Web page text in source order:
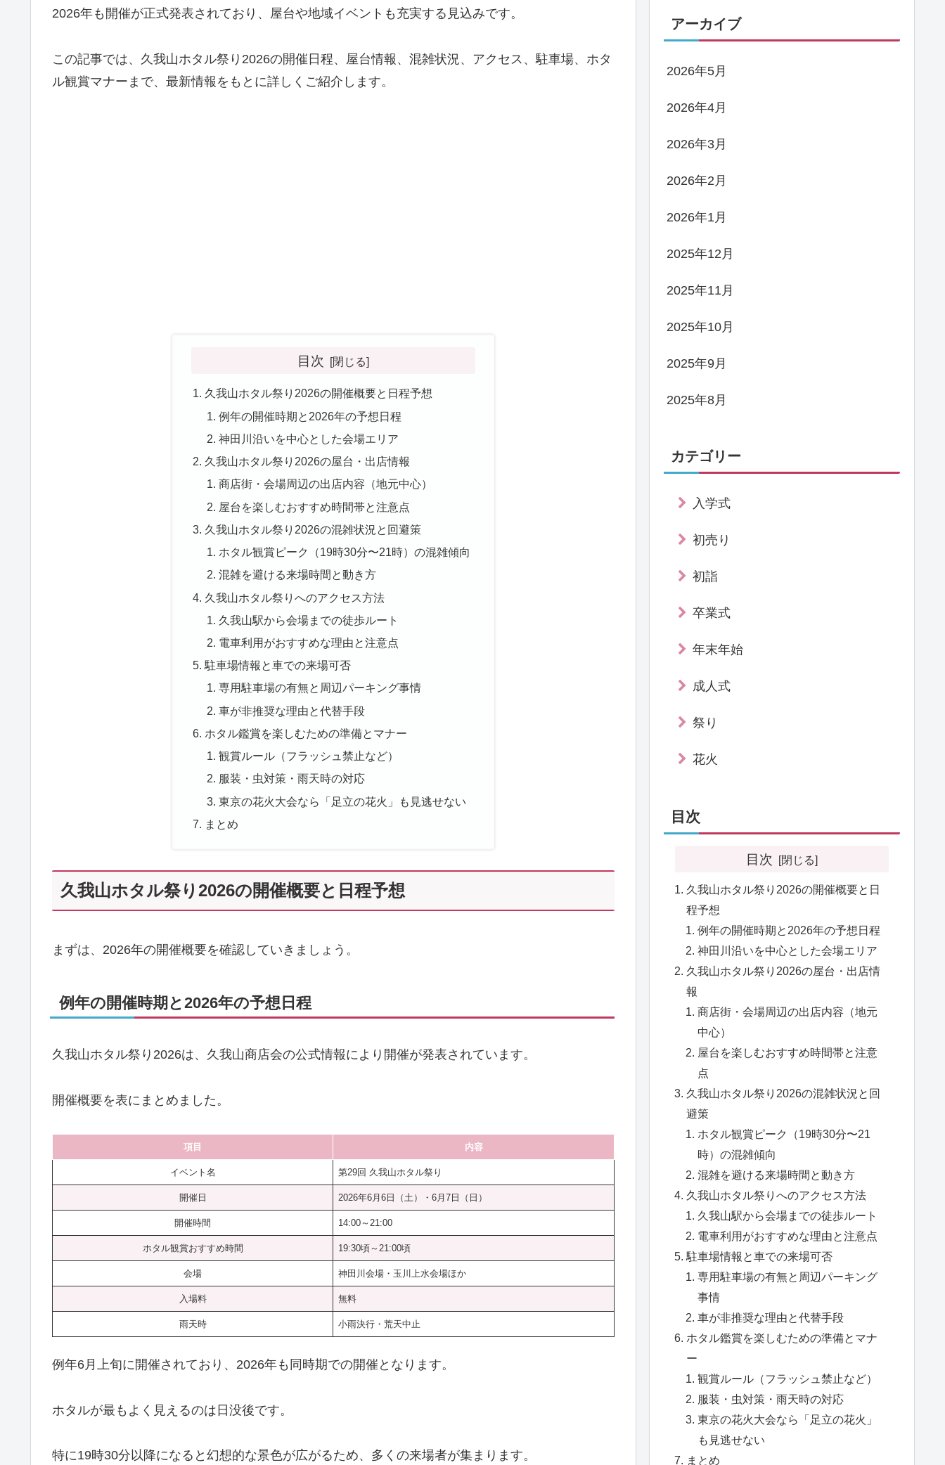
2026年も開催が正式発表されており、屋台や地域イベントも充実する見込みです。
この記事では、久我山ホタル祭り2026の開催日程、屋台情報、混雑状況、アクセス、駐車場、ホタ
ル観賞マナーまで、最新情報をもとに詳しくご紹介します。
目次
久我山ホタル祭り2026の開催概要と日程予想
例年の開催時期と2026年の予想日程
神田川沿いを中心とした会場エリア
久我山ホタル祭り2026の屋台・出店情報
商店街・会場周辺の出店内容（地元中心）
屋台を楽しむおすすめ時間帯と注意点
久我山ホタル祭り2026の混雑状況と回避策
ホタル観賞ピーク（19時30分〜21時）の混雑傾向
混雑を避ける来場時間と動き方
久我山ホタル祭りへのアクセス方法
久我山駅から会場までの徒歩ルート
電車利用がおすすめな理由と注意点
駐車場情報と車での来場可否
専用駐車場の有無と周辺パーキング事情
車が非推奨な理由と代替手段
ホタル鑑賞を楽しむための準備とマナー
観賞ルール（フラッシュ禁止など）
服装・虫対策・雨天時の対応
東京の花火大会なら「足立の花火」も見逃せない
まとめ
久我山ホタル祭り2026の開催概要と日程予想
まずは、2026年の開催概要を確認していきましょう。
例年の開催時期と2026年の予想日程
久我山ホタル祭り2026は、久我山商店会の公式情報により開催が発表されています。
開催概要を表にまとめました。
項目 内容
イベント名 第29回 久我山ホタル祭り
開催日 2026年6月6日（土）・6月7日（日）
開催時間 14:00～21:00
ホタル観賞おすすめ時間 19:30頃～21:00頃
会場 神田川会場・玉川上水会場ほか
入場料 無料
雨天時 小雨決行・荒天中止
例年6月上旬に開催されており、2026年も同時期での開催となります。
ホタルが最もよく見えるのは日没後です。
特に19時30分以降になると幻想的な景色が広がるため、多くの来場者が集まります。
アーカイブ
2026年5月
2026年4月
2026年3月
2026年2月
2026年1月
2025年12月
2025年11月
2025年10月
2025年9月
2025年8月
カテゴリー
入学式
初売り
初詣
卒業式
年末年始
成人式
祭り
花火
目次
目次
久我山ホタル祭り2026の開催概要と日
程予想
例年の開催時期と2026年の予想日程
神田川沿いを中心とした会場エリア
久我山ホタル祭り2026の屋台・出店情
報
商店街・会場周辺の出店内容（地元
中心）
屋台を楽しむおすすめ時間帯と注意
点
久我山ホタル祭り2026の混雑状況と回
避策
ホタル観賞ピーク（19時30分〜21
時）の混雑傾向
混雑を避ける来場時間と動き方
久我山ホタル祭りへのアクセス方法
久我山駅から会場までの徒歩ルート
電車利用がおすすめな理由と注意点
駐車場情報と車での来場可否
専用駐車場の有無と周辺パーキング
事情
車が非推奨な理由と代替手段
ホタル鑑賞を楽しむための準備とマナ
ー
観賞ルール（フラッシュ禁止など）
服装・虫対策・雨天時の対応
東京の花火大会なら「足立の花火」
も見逃せない
まとめ